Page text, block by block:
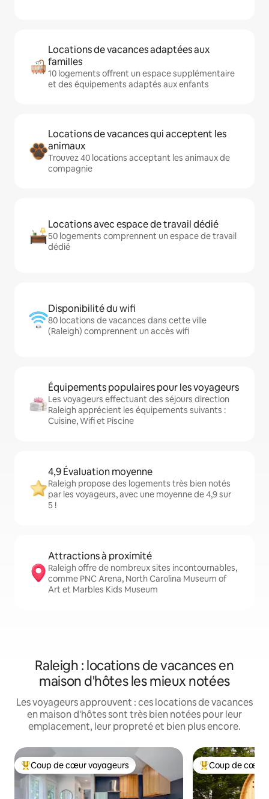
Locations de vacances adaptées aux
familles
10 logements offrent un espace supplémentaire
et des équipements adaptés aux enfants
Locations de vacances qui acceptent les
animaux
Trouvez 40 locations acceptant les animaux de
compagnie
Locations avec espace de travail dédié
50 logements comprennent un espace de travail
dédié
Disponibilité du wifi
80 locations de vacances dans cette ville
(Raleigh) comprennent un accès wifi
Équipements populaires pour les voyageurs
Les voyageurs effectuant des séjours direction
Raleigh apprécient les équipements suivants :
Cuisine, Wifi et Piscine
4,9 Évaluation moyenne
Raleigh propose des logements très bien notés
par les voyageurs, avec une moyenne de 4,9 sur
5 !
Attractions à proximité
Raleigh offre de nombreux sites incontournables,
comme PNC Arena, North Carolina Museum of
Art et Marbles Kids Museum
Raleigh : locations de vacances en
maison d'hôtes les mieux notées
Les voyageurs approuvent : ces locations de vacances
en maison d'hôtes sont très bien notées pour leur
emplacement, leur propreté et bien plus encore.
Coups de cœur voyageurs les plus appréciés
Coup de cœur voyageurs Coups de cœur
Coup de cœur